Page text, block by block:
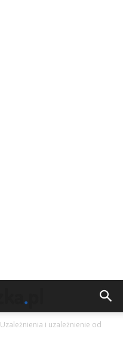
Uzależnienia i uzależnienie od